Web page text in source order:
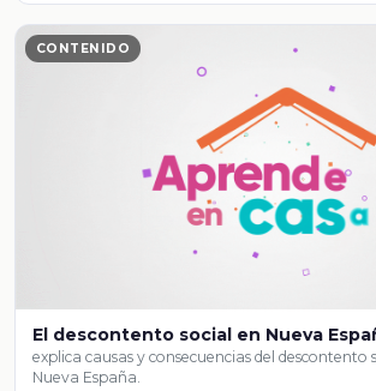
CONTENIDO
El descontento social en Nueva
explica causas y consecuencias del descontento
Nueva España.